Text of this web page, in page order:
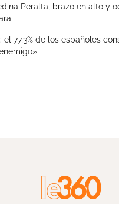
Peralta, brazo en alto y
el 77,3% de los españoles